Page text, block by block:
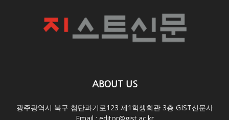
ABOUT US
광주광역시 북구 첨단과기로123 제1학생회관 3층 GIST신문사
Email : editor@gist.ac.kr